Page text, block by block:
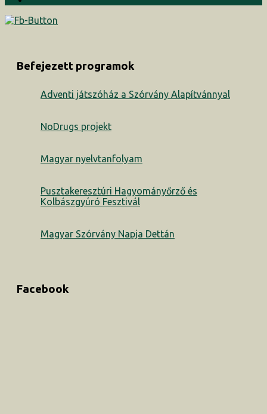
Befejezett programok
Adventi játszóház a Szórvány Alapítvánnyal
NoDrugs projekt
Magyar nyelvtanfolyam
Pusztakeresztúri Hagyományőrző és
Kolbászgyúró Fesztivál
Magyar Szórvány Napja Dettán
Facebook